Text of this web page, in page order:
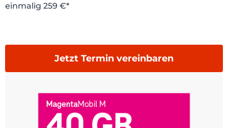
einmalig 259 €*
Jetzt Termin vereinbaren